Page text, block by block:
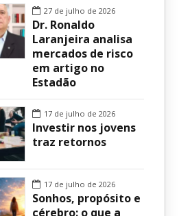
Jovem – FOLIA27 de julho de 2026
Dr. Ronaldo
Laranjeira analisa
mercados de risco
em artigo no
Estadão
17 de julho de 2026
Investir nos jovens
traz retornos
17 de julho de 2026
Sonhos, propósito e
cérebro: o que a